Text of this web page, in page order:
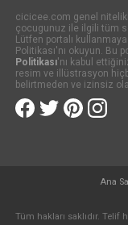
cicicee.com genel
çocugunuz ile ilgili tüm
Lütfen portalı
Politikası'nı okuyun. Bu
Politikası'nı kabul
resim ve illüstrasyon
belirtmeden ve izinsiz
Ana
Tüm hakları saklıdır. Telif